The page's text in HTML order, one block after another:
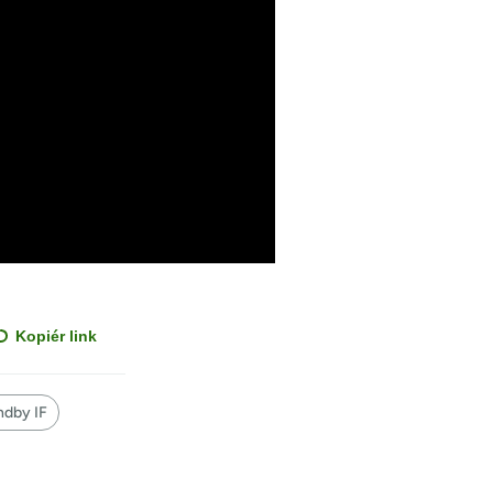
Kopiér link
IF